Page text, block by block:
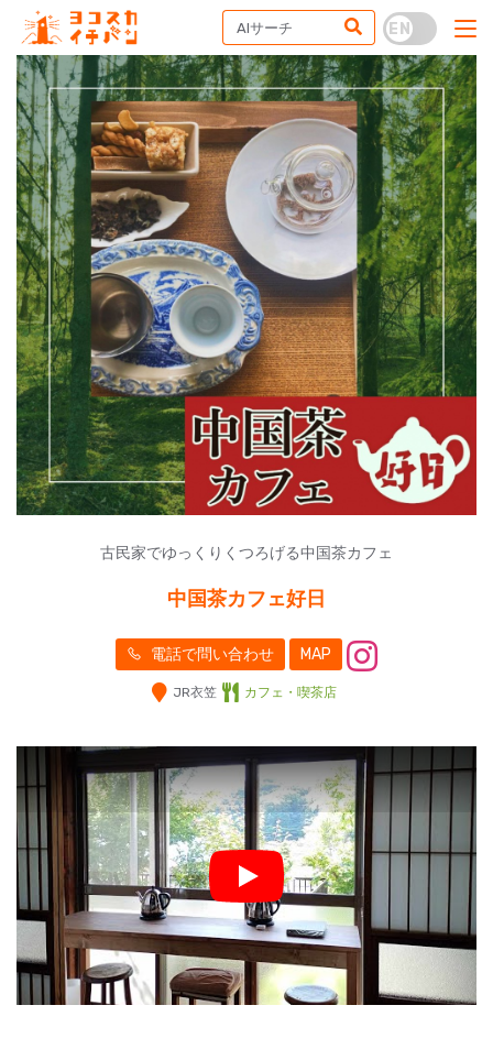
古民家でゆっくりくつろげる中国茶カフェ
中国茶カフェ好日
電話で問い合わせ MAP
JR衣笠 カフェ・喫茶店
Play